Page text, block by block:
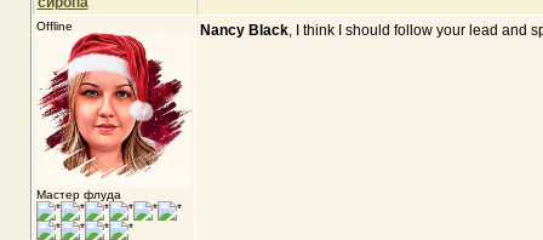
Offline
Мастер флуда
Nancy Black, I think I should follow your lead and